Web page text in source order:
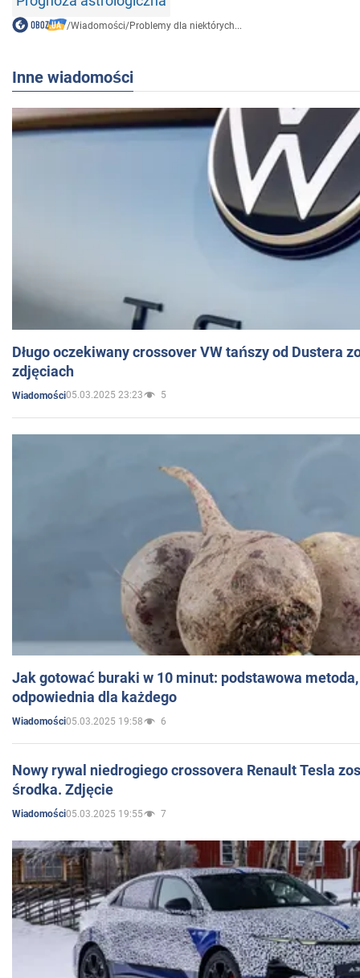
/Wiadomości/Problemy dla niektórych...
Inne wiadomości
Długo oczekiwany crossover VW tańszy od Dustera
zdjęciach
Wiadomości05.03.2025 23:23 5
Jak gotować buraki w 10 minut: podstawowa
odpowiednia dla każdego
Wiadomości05.03.2025 19:58 6
Nowy rywal niedrogiego crossovera Renault Tesla
środka. Zdjęcie
Wiadomości05.03.2025 19:55 7